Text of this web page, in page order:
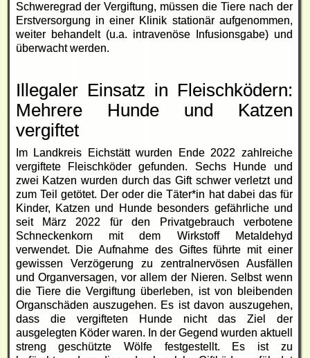
Schweregrad der Vergiftung, müssen die Tiere nach der
Erstversorgung in einer Klinik stationär aufgenommen,
weiter behandelt (u.a. intravenöse Infusionsgabe) und
überwacht werden.
Illegaler Einsatz in Fleischködern:
Mehrere Hunde und Katzen
vergiftet
Im Landkreis Eichstätt wurden Ende 2022 zahlreiche
vergiftete Fleischköder gefunden. Sechs Hunde und
zwei Katzen wurden durch das Gift schwer verletzt und
zum Teil getötet. Der oder die Täter*in hat dabei das für
Kinder, Katzen und Hunde besonders gefährliche und
seit März 2022 für den Privatgebrauch verbotene
Schneckenkorn mit dem Wirkstoff Metaldehyd
verwendet. Die Aufnahme des Giftes führte mit einer
gewissen Verzögerung zu zentralnervösen Ausfällen
und Organversagen, vor allem der Nieren. Selbst wenn
die Tiere die Vergiftung überleben, ist von bleibenden
Organschäden auszugehen. Es ist davon auszugehen,
dass die vergifteten Hunde nicht das Ziel der
ausgelegten Köder waren. In der Gegend wurden aktuell
streng geschützte Wölfe festgestellt. Es ist zu